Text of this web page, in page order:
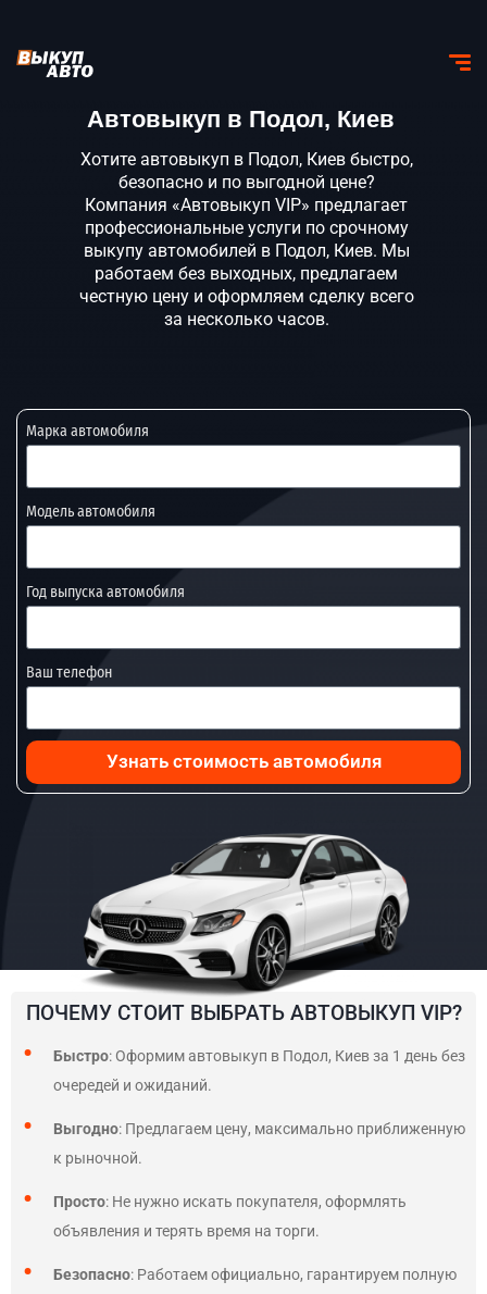
Автовыкуп в Подол, Киев
Хотите автовыкуп в Подол, Киев быстро,
безопасно и по выгодной цене?
Компания «Автовыкуп VIP» предлагает
профессиональные услуги по срочному
выкупу автомобилей в Подол, Киев. Мы
работаем без выходных, предлагаем
честную цену и оформляем сделку всего
за несколько часов.
Марка автомобиля
Модель автомобиля
Год выпуска автомобиля
Ваш телефон
Узнать стоимость автомобиля
ПОЧЕМУ СТОИТ ВЫБРАТЬ АВТОВЫКУП VIP?
Быстро: Оформим автовыкуп в Подол, Киев за 1 день без
очередей и ожиданий.
Выгодно: Предлагаем цену, максимально приближенную
к рыночной.
Просто: Не нужно искать покупателя, оформлять
объявления и терять время на торги.
Безопасно: Работаем официально, гарантируем полную